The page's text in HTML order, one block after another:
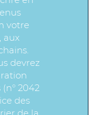
votre
aux
devrez
2042
des